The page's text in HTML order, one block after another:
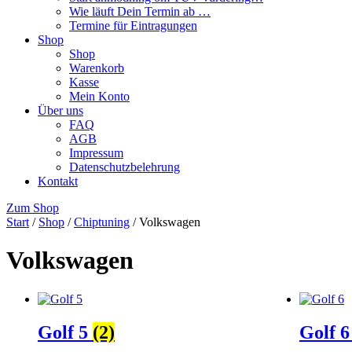
Wie läuft Dein Termin ab …
Termine für Eintragungen
Shop
Shop
Warenkorb
Kasse
Mein Konto
Über uns
FAQ
AGB
Impressum
Datenschutzbelehrung
Kontakt
Zum Shop
Start / Shop /Chiptuning / Volkswagen
Volkswagen
Golf 5 (2) Golf 6